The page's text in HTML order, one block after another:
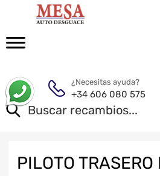
¿Necesitas ayuda?
+34 606 080 575
PILOTO TRASERO